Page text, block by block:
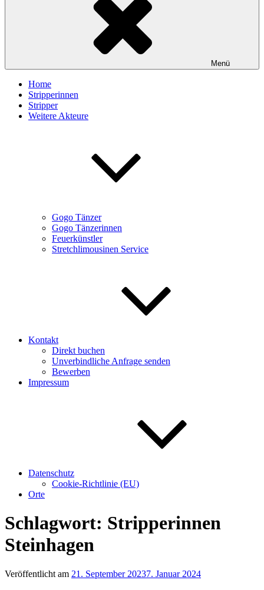
Menü
Home
Stripperinnen
Stripper
Weitere Akteure
Gogo Tänzer
Gogo Tänzerinnen
Feuerkünstler
Stretchlimousinen Service
Kontakt
Direkt buchen
Unverbindliche Anfrage senden
Bewerben
Impressum
Datenschutz
Cookie-Richtlinie (EU)
Orte
Schlagwort: Stripperinnen
Steinhagen
Veröffentlicht am 21. September 20237. Januar 2024